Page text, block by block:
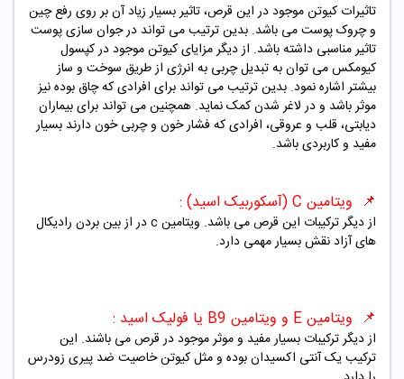
تاثیرات کیوتن موجود در این قرص، تاثیر بسیار زیاد آن بر روی رفع چین
و چروک پوست می باشد. بدین ترتیب می تواند در جوان سازی پوست
تاثیر مناسبی داشته باشد. از دیگر مزایای کیوتن موجود در کپسول
کیومکس می توان به تبدیل چربی به انرژی از طریق سوخت و ساز
بیشتر اشاره نمود. بدین ترتیب می تواند برای افرادی که چاق بوده نیز
موثر باشد و در لاغر شدن کمک نماید. همچنین می تواند برای بیماران
دیابتی، قلب و عروقی، افرادی که فشار خون و چربی خون دارند بسیار
مفید و کاربردی باشد.
📌 ویتامین C (آسکوربیک اسید) :
از دیگر ترکیبات این قرص می باشد. ویتامین c در از بین بردن رادیکال
های آزاد نقش بسیار مهمی دارد.
📌 ویتامین E و ویتامین B9 یا فولیک اسید :
از دیگر ترکیبات بسیار مفید و موثر موجود در قرص می باشند. این
ترکیب یک آنتی اکسیدان بوده و مثل کیوتن خاصیت ضد پیری زودرس